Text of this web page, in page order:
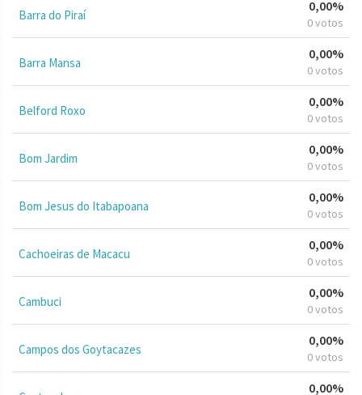
Barra do Piraí
0,00%
0 votos
Barra Mansa
0,00%
0 votos
Belford Roxo
0,00%
0 votos
Bom Jardim
0,00%
0 votos
Bom Jesus do Itabapoana
0,00%
0 votos
Cachoeiras de Macacu
0,00%
0 votos
Cambuci
0,00%
0 votos
Campos dos Goytacazes
0,00%
0 votos
0,00%